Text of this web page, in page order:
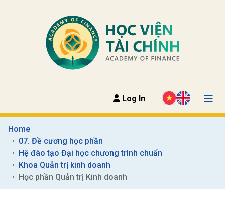
Log In
Home
07. Đề cương học phần
Hệ đào tạo Đại học chương trình chuẩn
Khoa Quản trị kinh doanh
Học phần Quản trị Kinh doanh